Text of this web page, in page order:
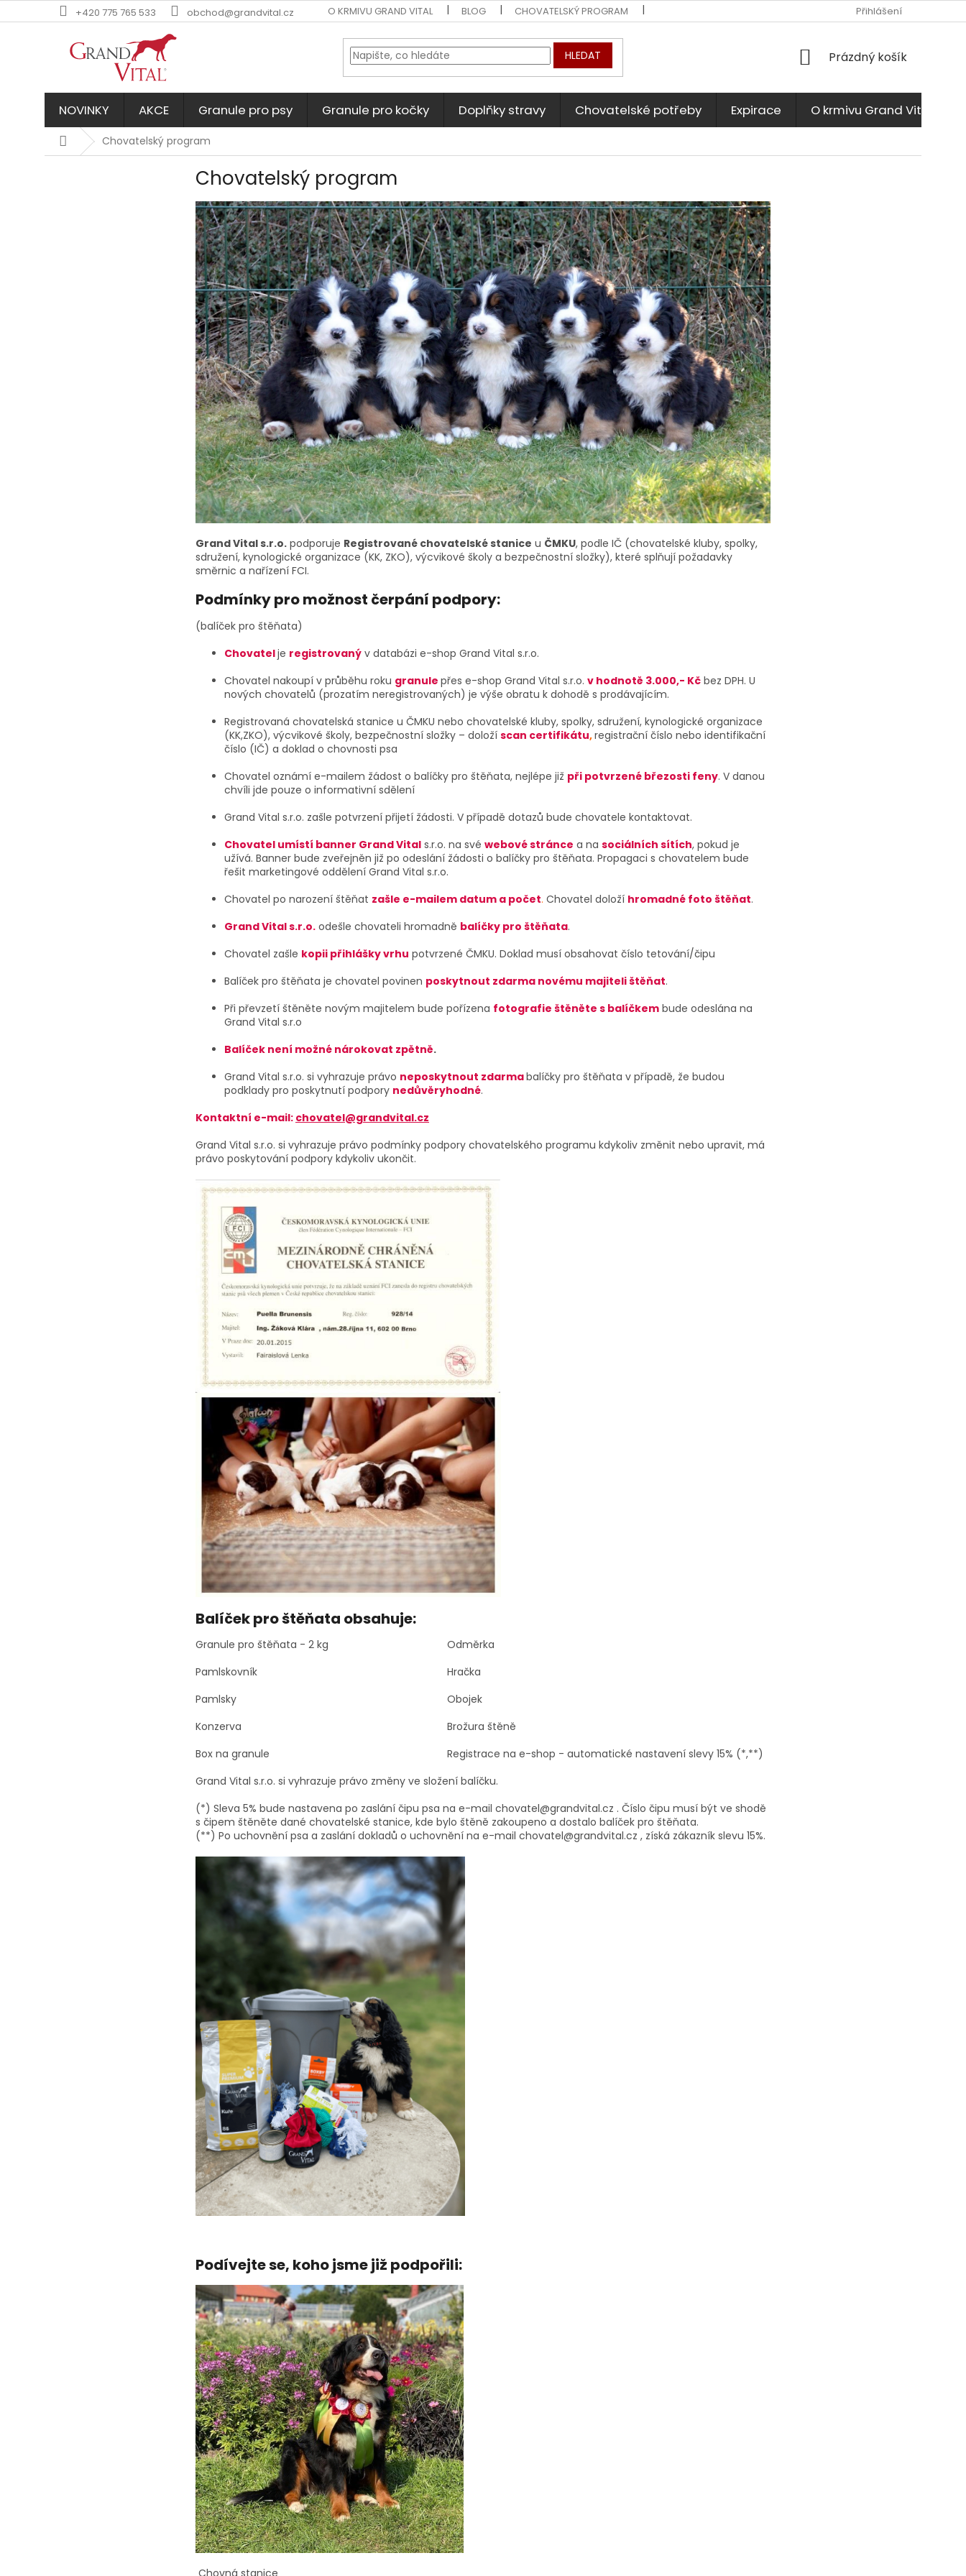
na
+420 775 765 533 obchod@grandvital.cz O KRMIVU GRAND VITAL BLOG CHOVATELSKÝ PROGRAM OBCHODNÍ PODMÍNKY
Přihlášení
HLEDAT
NÁKUPNÍ
Prázdný košík
NOVINKY AKCE Granule pro psy Granule pro kočky Doplňky stravy Chovatelské potřeby Expirace O krmivu Grand Vital
DomůChovatelský program
Chovatelský program
Grand Vital s.r.o. podporuje Registrované chovatelské stanice u ČMKU, podle IČ (chovatelské kluby, spolky,
sdružení, kynologické organizace (KK, ZKO), výcvikové školy a bezpečnostní složky), které splňují požadavky
směrnic a nařízení FCI.
Podmínky pro možnost čerpání podpory:
(balíček pro štěňata)
Chovatelje registrovaný v databázi e-shop Grand Vital s.r.o.
Chovatel nakoupí v průběhu roku granule přes e-shop Grand Vital s.r.o. v hodnotě 3.000,- Kč bez DPH. U
nových chovatelů (prozatím neregistrovaných) je výše obratu k dohodě s prodávajícím.
Registrovaná chovatelská stanice u ČMKU nebo chovatelské kluby, spolky, sdružení, kynologické organizace
(KK,ZKO), výcvikové školy, bezpečnostní složky – doloží scan certifikátu,registrační číslo nebo identifikační
číslo (IČ) a doklad o chovnosti psa
Chovatel oznámí e-mailem žádost o balíčky pro štěňata, nejlépe již při potvrzené březosti feny. V danou
chvíli jde pouze o informativní sdělení
Grand Vital s.r.o. zašle potvrzení přijetí žádosti. V případě dotazů bude chovatele kontaktovat.
Chovatel umístí banner Grand Vital s.r.o. na své webové stránce a na sociálních sítích, pokud je
užívá. Banner bude zveřejněn již po odeslání žádosti o balíčky pro štěňata. Propagaci s chovatelem bude
řešit marketingové oddělení Grand Vital s.r.o.
Chovatel po narození štěňat zašle e-mailem datum a počet. Chovatel doloží hromadné foto štěňat.
Grand Vital s.r.o. odešle chovateli hromadně balíčky pro štěňata.
Chovatel zašle kopii přihlášky vrhu potvrzené ČMKU. Doklad musí obsahovat číslo tetování/čipu
Balíček pro štěňata je chovatel povinen poskytnout zdarma novému majiteli štěňat.
Při převzetí štěněte novým majitelem bude pořízena fotografie štěněte s balíčkem bude odeslána na
Grand Vital s.r.o
Balíček není možné nárokovat zpětně.
Grand Vital s.r.o. si vyhrazuje právo neposkytnout zdarmabalíčky pro štěňata v případě, že budou
podklady pro poskytnutí podpory nedůvěryhodné.
Kontaktní e-mail: chovatel@grandvital.cz
Grand Vital s.r.o. si vyhrazuje právo podmínky podpory chovatelského programu kdykoliv změnit nebo upravit, má
právo poskytování podpory kdykoliv ukončit.
Balíček pro štěňata obsahuje:
Granule pro štěňata - 2 kg
Odměrka
Pamlskovník
Hračka
Pamlsky
Obojek
Konzerva
Brožura štěně
Box na granule
Registrace na e-shop - automatické nastavení slevy 15% (*,**)
Grand Vital s.r.o. si vyhrazuje právo změny ve složení balíčku.
(*) Sleva 5% bude nastavena po zaslání čipu psa na e-mail chovatel@grandvital.cz . Číslo čipu musí být ve shodě
s čipem štěněte dané chovatelské stanice, kde bylo štěně zakoupeno a dostalo balíček pro štěňata.
(**) Po uchovnění psa a zaslání dokladů o uchovnění na e-mail chovatel@grandvital.cz , získá zákazník slevu 15%.
Podívejte se, koho jsme již podpořili: